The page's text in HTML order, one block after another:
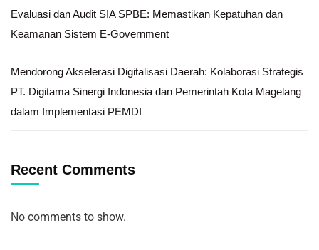
Evaluasi dan Audit SIA SPBE: Memastikan Kepatuhan dan
Keamanan Sistem E-Government
Mendorong Akselerasi Digitalisasi Daerah: Kolaborasi Strategis
PT. Digitama Sinergi Indonesia dan Pemerintah Kota Magelang
dalam Implementasi PEMDI
Recent Comments
No comments to show.